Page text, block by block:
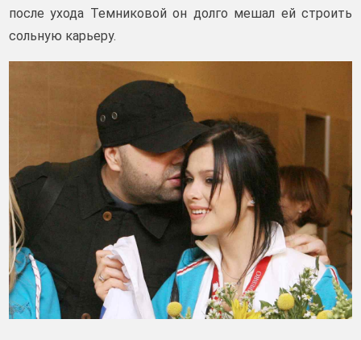
после ухода Темниковой он долго мешал ей строить
сольную карьеру.